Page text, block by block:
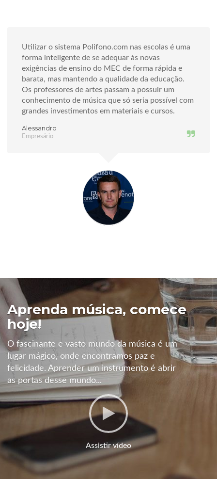
Utilizar o sistema Polifono.com nas escolas é uma
forma inteligente de se adequar às novas
exigências de ensino do MEC de forma rápida e
barata, mas mantendo a qualidade da educação.
Os professores de artes passam a possuir um
conhecimento de música que só seria possível com
grandes investimentos em materiais e cursos.
Alessandro
Empresário
Aprenda música, comece
hoje!
O fascinante e vasto mundo da música é um
lugar mágico, onde encontramos paz e
felicidade. Aprender um instrumento é abrir
as portas desse mundo...
Assistir vídeo